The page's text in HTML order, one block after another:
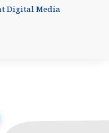
Digital Media